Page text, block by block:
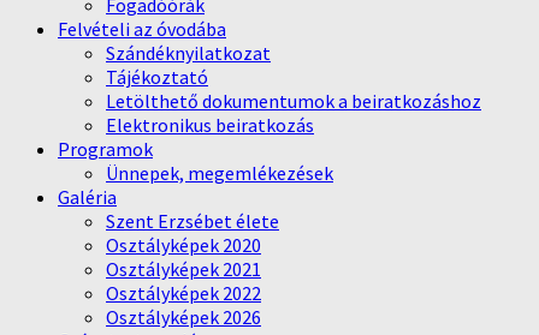
Fogadóórák
Felvételi az óvodába
Szándéknyilatkozat
Tájékoztató
Letölthető dokumentumok a beiratkozáshoz
Elektronikus beiratkozás
Programok
Ünnepek, megemlékezések
Galéria
Szent Erzsébet élete
Osztályképek 2020
Osztályképek 2021
Osztályképek 2022
Osztályképek 2026